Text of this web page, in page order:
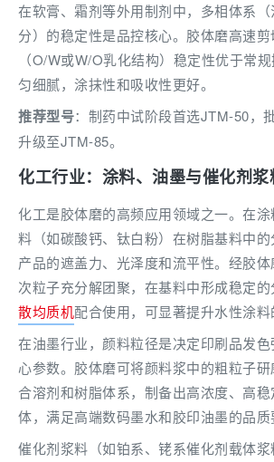
在软膏、霜剂等外用制剂中，多相体系
分）的稳定性是品控核心。胶体磨高速
（O/W或W/O乳化结构）稳定性优于常
匀细腻，涂抹性和吸收性更好。
推荐型号：制药中试阶段首选JTM-50，
升级至JTM-85。
化工行业：涂料、油墨与催化剂
化工是胶体磨的高频应用领域之一。在
料（如碳酸钙、钛白粉）在树脂基料中
产品的遮盖力、光泽度和流平性。经胶
次粒子充分解团聚，在基料中形成稳定
散均质机配合使用，可显著提升水性涂料
在油墨行业，颜料粒径是决定印刷品发
心参数。胶体磨可将颜料浆中的粗粒子
合溶剂和树脂体系，制备出高浓度、高
体，满足高端数码墨水和胶印油墨的品质
催化剂浆料（如铂系、铑系催化剂载体